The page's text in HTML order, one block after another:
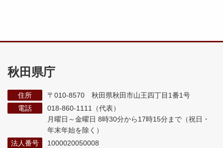
秋田県庁
住所
〒010-8570 秋田県秋田市山王四丁目1番1号
電話
018-860-1111（代表）
月曜日～金曜日 8時30分から17時15分まで （祝日・
年末年始を除く）
法人番号
1000020050008